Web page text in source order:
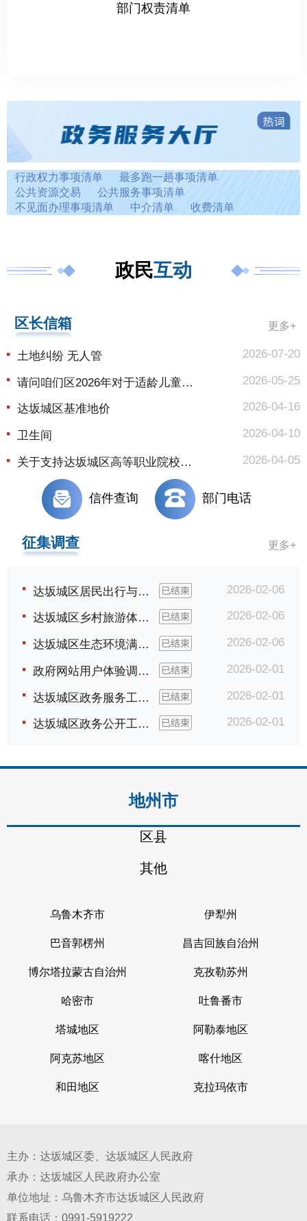
部门权责清单
行政权力事项清单
最多跑一趟事项清单
公共资源交易
公共服务事项清单
不见面办理事项清单
中介清单 收费清单
政民互动
区长信箱 更多+
土地纠纷 无人管 2026-07-20
请问咱们区2026年对于适龄儿童幼儿园入园的相关政策在哪查看？ 2026-05-25
达坂城区基准地价 2026-04-16
卫生间 2026-04-10
关于支持达坂城区高等职业院校升本及优化城际交通便利师生出行的建议信 2026-04-05
信件查询 部门电话
征集调查 更多+
达坂城区居民出行与交通便利度调查... 2026-02-06
达坂城区乡村旅游体验与建议... 2026-02-06
达坂城区生态环境满意度调查... 2026-02-06
政府网站用户体验调查... 2026-02-01
达坂城区政务服务工作调查问卷... 2026-02-01
达坂城区政务公开工作满意度问卷调查... 2026-02-01
地州市
区县
其他
乌鲁木齐市 伊犁州
巴音郭楞州 昌吉回族自治州
博尔塔拉蒙古自治州 克孜勒苏州
哈密市 吐鲁番市
塔城地区 阿勒泰地区
阿克苏地区 喀什地区
和田地区 克拉玛依市
主办：达坂城区委、达坂城区人民政府
承办：达坂城区人民政府办公室
单位地址：乌鲁木齐市达坂城区人民政府
联系电话：0991-5919222